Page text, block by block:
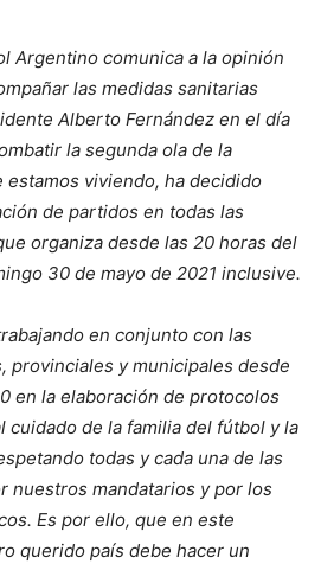
Argentino comunica a la opinión
las medidas sanitarias
Alberto Fernández en el día
la segunda ola de la
estamos viviendo, ha decidido
de partidos en todas las
organiza desde las 20 horas del
30 de mayo de 2021 inclusive.
en conjunto con las
provinciales y municipales desde
en la elaboración de protocolos
cuidado de la familia del fútbol y la
todas y cada una de las
nuestros mandatarios y por los
Es por ello, que en este
querido país debe hacer un